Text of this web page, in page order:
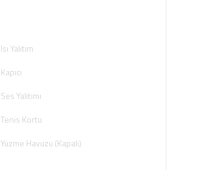
Isı Yalıtım
Kapıcı
Ses Yalıtımı
Tenis Kortu
Yüzme Havuzu (Kapalı)